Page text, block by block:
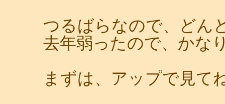
つるばらなので、どん
去年弱ったので、かな
まずは、アップで見て